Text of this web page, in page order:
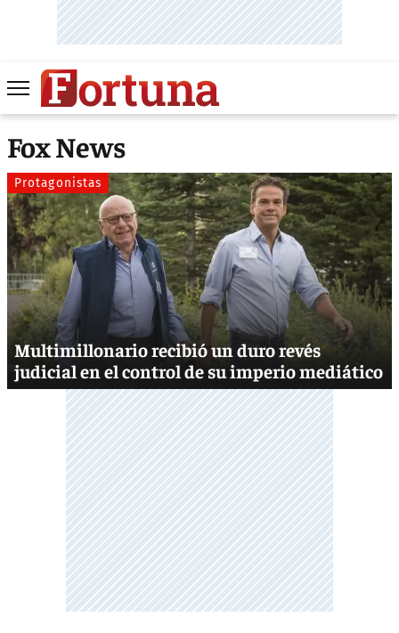
Fox News
Protagonistas
Multimillonario recibió un duro revés
judicial en el control de su imperio mediático